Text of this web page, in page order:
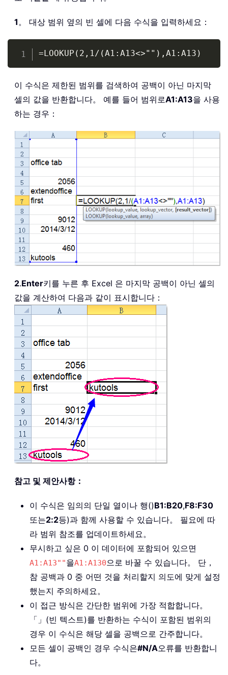
1。 대상 범위 옆의 빈 셀에 다음 수식을 입력하세요：
=LOOKUP(2,1/(A1:A13<>""),A1:A13)
Copy
이 수식은 제한된 범위를 검색하여 공백이 아닌 마지막
셀의 값을 반환합니다。 예를 들어 범위로A1:A13을 사용
하는 경우：
2.Enter키를 누른 후 Excel 은 마지막 공백이 아닌 셀의
값을 계산하여 다음과 같이 표시합니다：
참고 및 제안사항：
이 수식은 임의의 단일 열이나 행()B1:B20,F8:F30
또는2:2등)과 함께 사용할 수 있습니다。 필요에 따
라 범위 참조를 업데이트하세요。
무시하고 싶은 0 이 데이터에 포함되어 있으면
A1:A13""을A1:A130으로 바꿀 수 있습니다。 단，
참 공백과 0 중 어떤 것을 처리할지 의도에 맞게 설정
했는지 주의하세요。
이 접근 방식은 간단한 범위에 가장 적합합니다。
「」(빈 텍스트)를 반환하는 수식이 포함된 범위의
경우 이 수식은 해당 셀을 공백으로 간주합니다。
모든 셀이 공백인 경우 수식은#N/A오류를 반환합니
다。